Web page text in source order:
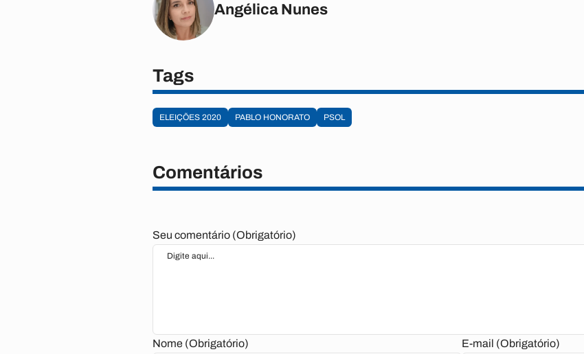
Angélica Nunes
Tags
ELEIÇÕES 2020 PABLO HONORATO PSOL
Comentários
Seu comentário (Obrigatório)
Nome (Obrigatório) E-mail (Obrigatório)